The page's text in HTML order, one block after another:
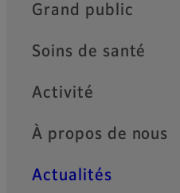
Quick Links
Grand public
Soins de santé
Activité
À propos de nous
Actualités